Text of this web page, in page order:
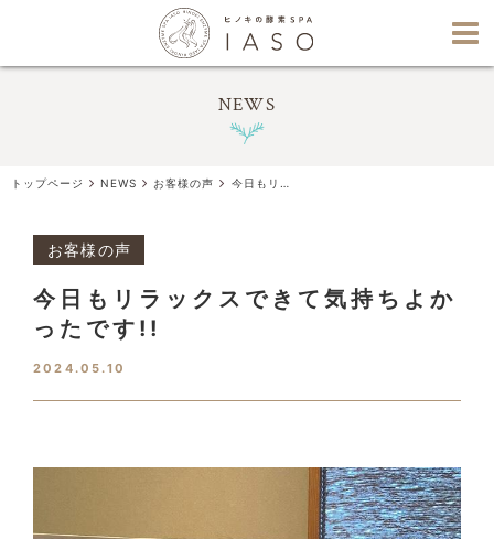
NEWS
トップページ NEWS お客様の声
お客様の声
今日もリラックスできて気持ちよか
ったです!!
2024.05.10